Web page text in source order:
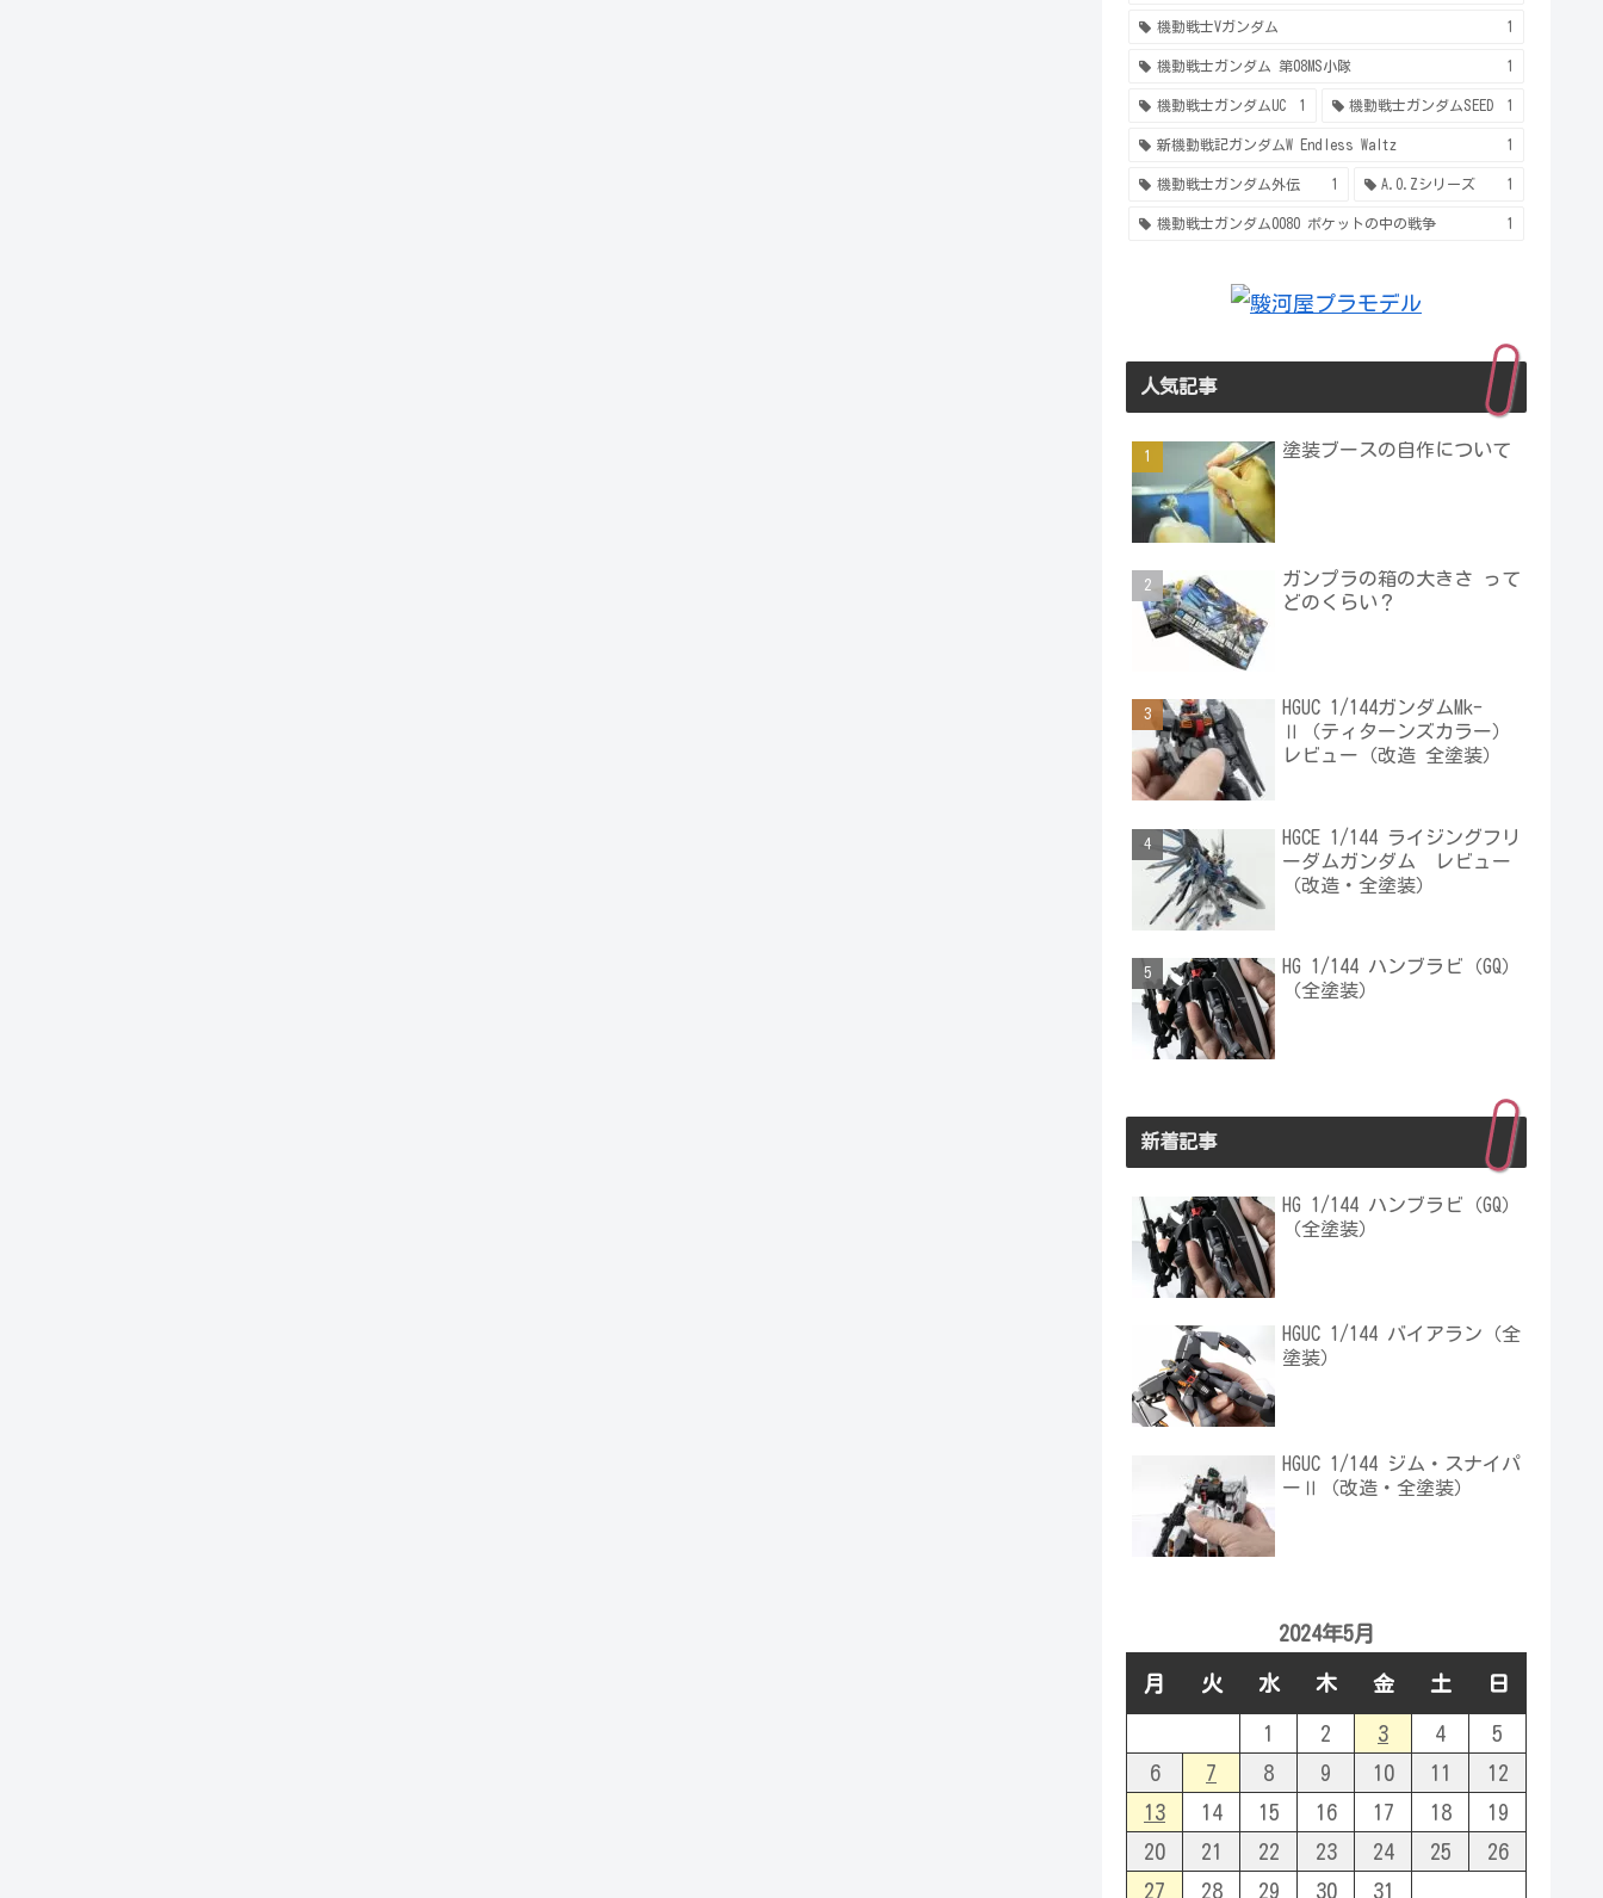
機動戦士Vガンダム 1
機動戦士ガンダム 第08MS小隊 1
機動戦士ガンダムUC 1 機動戦士ガンダムSEED 1
新機動戦記ガンダムW Endless Waltz 1
機動戦士ガンダム外伝 1 A.O.Zシリーズ 1
機動戦士ガンダム0080 ポケットの中の戦争 1
人気記事
塗装ブースの自作について
ガンプラの箱の大きさ って
どのくらい？
HGUC 1/144ガンダムMk-
Ⅱ（ティターンズカラー）
レビュー（改造 全塗装）
HGCE 1/144 ライジングフリ
ーダムガンダム レビュー
（改造・全塗装）
HG 1/144 ハンブラビ（GQ）
（全塗装）
新着記事
HG 1/144 ハンブラビ（GQ）
（全塗装）
HGUC 1/144 バイアラン（全
塗装）
HGUC 1/144 ジム・スナイパ
ーⅡ（改造・全塗装）
2024年5月
月 火 水 木 金 土 日
1 2 3 4
5
6
7 8 9 10 11
12
13
14 15 16 17 18
19
20
21 22 23 24 25
26
27
28 29 30 31